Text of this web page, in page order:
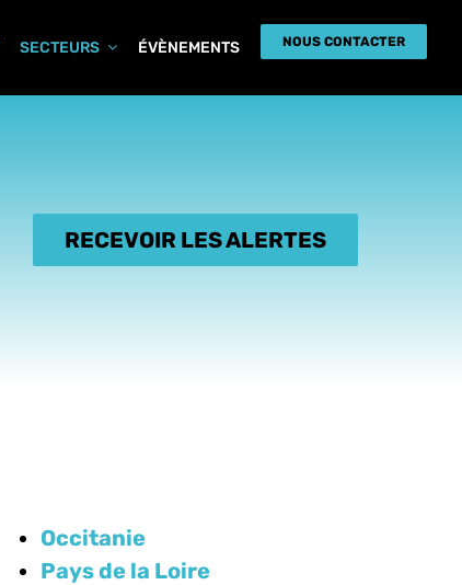
SECTEURS ÉVÈNEMENTS NOUS CONTACTER
RECEVOIR LES ALERTES
Occitanie
Pays de la Loire